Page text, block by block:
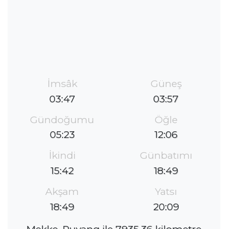
İmsâk
03:47
Güneş
03:57
Gündoğumu
05:23
Öğle
12:06
İkindi
15:42
Günbatımı
18:49
Akşam
18:49
Yatsı
20:09